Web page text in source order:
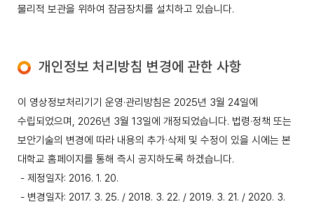
물리적 보관을 위하여 잠금장치를 설치하고 있습니다.
개인정보 처리방침 변경에 관한 사항
이 영상정보처리기기 운영·관리방침은 2025년 3월 24일에
수립되었으며, 2026년 3월 13일에 개정되었습니다. 법령·정책 또는
보안기술의 변경에 따라 내용의 추가·삭제 및 수정이 있을 시에는 본
대학교 홈페이지를 통해 즉시 공지하도록 하겠습니다.
- 제정일자: 2016. 1. 20.
- 변경일자: 2017. 3. 25. / 2018. 3. 22. / 2019. 3. 21. / 2020. 3.